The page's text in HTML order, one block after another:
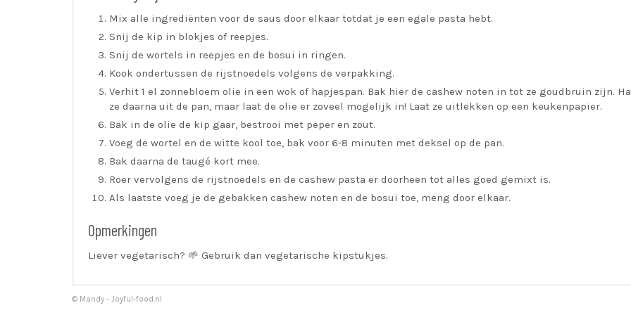
Mix alle ingrediënten voor de saus door elkaar totdat je een egale pasta hebt.
Snij de kip in blokjes of reepjes.
Snij de wortels in reepjes en de bosui in ringen.
Kook ondertussen de rijstnoedels volgens de verpakking.
Verhit 1 el zonnebloem olie in een wok of hapjespan. Bak hier de cashew noten in tot ze goudbruin zijn.
ze daarna uit de pan, maar laat de olie er zoveel mogelijk in! Laat ze uitlekken op een keukenpapier.
Bak in de olie de kip gaar, bestrooi met peper en zout.
Voeg de wortel en de witte kool toe, bak voor 6-8 minuten met deksel op de pan.
Bak daarna de taugé kort mee.
Roer vervolgens de rijstnoedels en de cashew pasta er doorheen tot alles goed gemixt is.
Als laatste voeg je de gebakken cashew noten en de bosui toe, meng door elkaar.
Opmerkingen
Liever vegetarisch? 🌱 Gebruik dan vegetarische kipstukjes.
© Mandy - Joyful-food.nl